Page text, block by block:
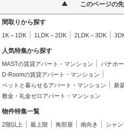
このページの
間取りから探す
1K～1DK 1LDK～2DK 2LDK～3DK
人気特集から探す
MASTの賃貸アパート・マンション
パナホ
D-Roomの賃貸アパート・マンション
ペットと暮らせるアパート・マンション
新
敷金・礼金ゼロアパート・マンション
物件特集一覧
2階以上 最上階 角部屋 南向き シャ